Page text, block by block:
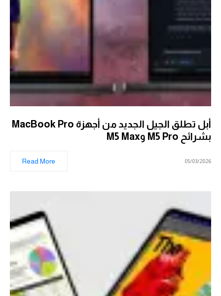
أبل تطلق الجيل الجديد من أجهزة MacBook Pro
بشرائح M5 Pro وM5 Max
05/03/2026
Read More